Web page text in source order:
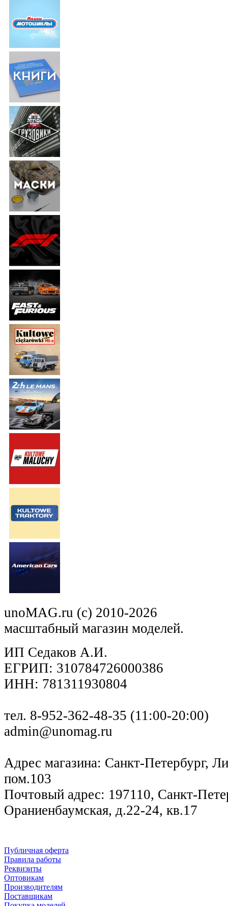
unoMAG.ru (c) 2010-2026
масштабный магазин моделей.
ИП Седаков А.И.
ЕГРИП: 310784726000386
ИНН: 781311930804
тел. 8-952-362-48-35 (11:00-20:00)
admin@unomag.ru
Адрес магазина: Санкт-Петербург,
пом.103
Почтовый адрес: 197110, Санкт-
Ораниенбаумская, д.22-24, кв.17
Публичная оферта
Правила работы
Реквизиты
Оптовикам
Производителям
Поставщикам